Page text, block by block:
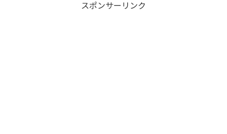
スポンサーリンク